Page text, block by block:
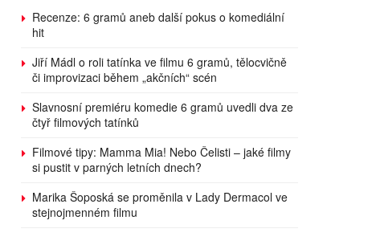
Recenze: 6 gramů aneb další pokus o komediální
hit
Jiří Mádl o roli tatínka ve filmu 6 gramů, tělocvičně
či improvizaci během „akčních“ scén
Slavnosní premiéru komedie 6 gramů uvedli dva ze
čtyř filmových tatínků
Filmové tipy: Mamma Mia! Nebo Čelisti – jaké filmy
si pustit v parných letních dnech?
Marika Šoposká se proměnila v Lady Dermacol ve
stejnojmenném filmu